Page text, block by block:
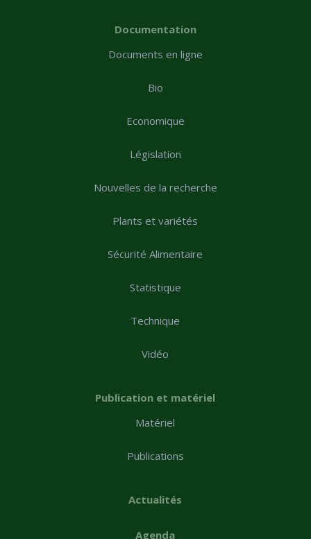
Documentation
Documents en ligne
Bio
Economique
Législation
Nouvelles de la recherche
Plants et variétés
Sécurité Alimentaire
Statistique
Technique
Vidéo
Publication et matériel
Matériel
Publications
Actualités
Agenda